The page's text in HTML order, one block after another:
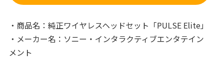
・商品名：純正ワイヤレスヘッドセット「PULSE Elite」
・メーカー名：ソニー・インタラクティブエンタテイン
メント